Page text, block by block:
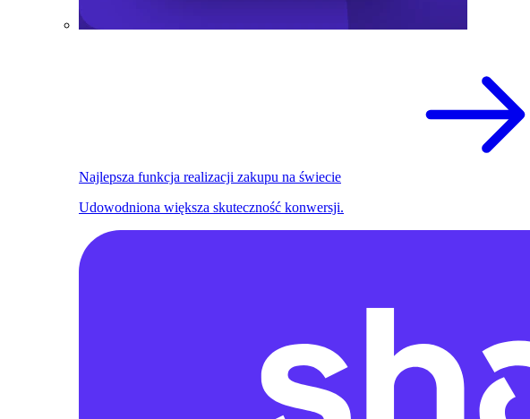
Najlepsza funkcja realizacji zakupu na świecie
Udowodniona większa skuteczność konwersji.